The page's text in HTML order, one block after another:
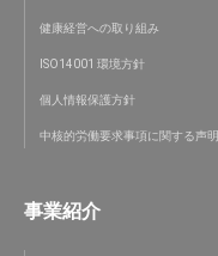
健康経営への取り組み
ISO14001 環境方針
個人情報保護方針
中核的労働要求事項に関する声明
事業紹介